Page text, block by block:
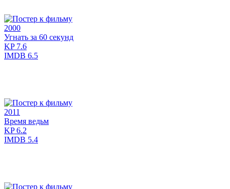
2000
Угнать за 60 секунд
KP7.6
IMDB 6.5
2011
Время ведьм
KP6.2
IMDB 5.4